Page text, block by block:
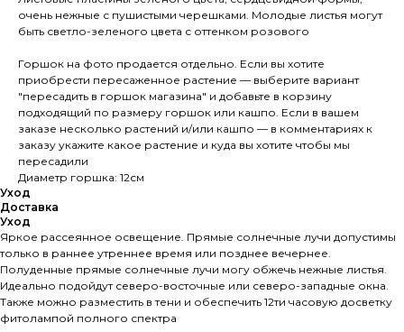
очень нежные с пушистыми черешками. Молодые листья могут
быть светло-зеленого цвета с оттенком розового
Горшок на фото продается отдельно. Если вы хотите
приобрести пересаженное растение — выберите вариант
"пересадить в горшок магазина" и добавьте в корзину
подходящий по размеру горшок или кашпо. Если в вашем
заказе несколько растений и/или кашпо — в комментариях к
заказу укажите какое растение и куда вы хотите чтобы мы
пересадили
Диаметр горшка: 12см
Уход
Доставка
Уход
Яркое рассеянное освещение. Прямые солнечные лучи допустимы
только в раннее утреннее время или позднее вечернее.
Полуденные прямые солнечные лучи могу обжечь нежные листья.
Идеально подойдут северо-восточные или северо-западные окна.
Также можно разместить в тени и обеспечить 12ти часовую досветку
фитолампой полного спектра